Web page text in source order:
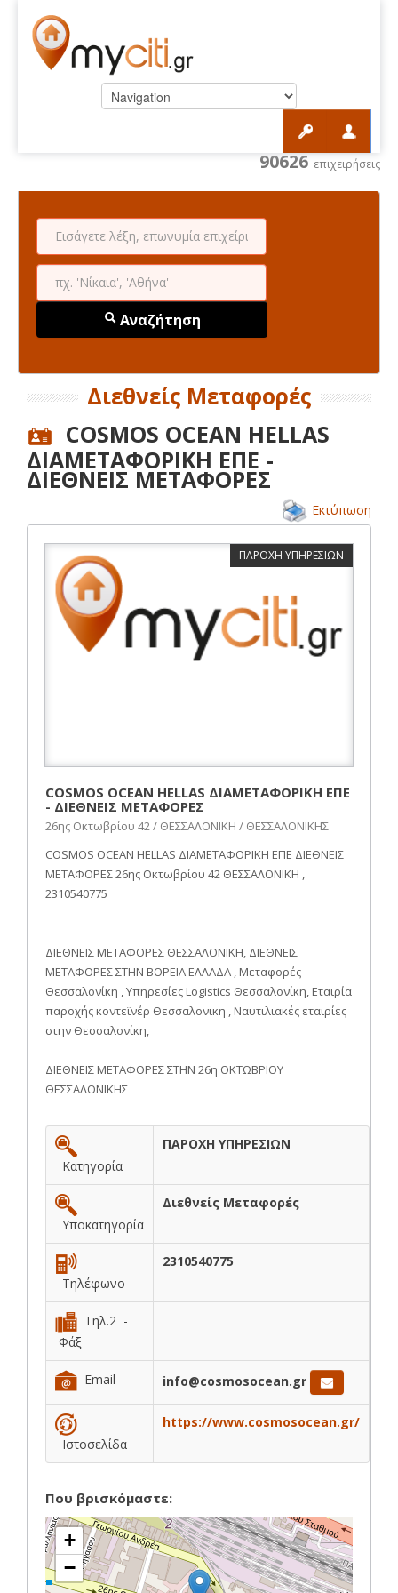
90626 επιχειρήσεις
Αναζήτηση
Διεθνείς Μεταφορές
COSMOS OCEAN HELLAS
ΔΙΑΜΕΤΑΦΟΡΙΚΗ ΕΠΕ -
ΔΙΕΘΝΕΙΣ ΜΕΤΑΦΟΡΕΣ
Εκτύπωση
ΠΑΡΟΧΗ ΥΠΗΡΕΣΙΩΝ
COSMOS OCEAN HELLAS ΔΙΑΜΕΤΑΦΟΡΙΚΗ ΕΠΕ
- ΔΙΕΘΝΕΙΣ ΜΕΤΑΦΟΡΕΣ
26ης Οκτωβρίου 42 / ΘΕΣΣΑΛΟΝΙΚΗ / ΘΕΣΣΑΛΟΝΙΚΗΣ
COSMOS OCEAN HELLAS ΔΙΑΜΕΤΑΦΟΡΙΚΗ ΕΠΕ ΔΙΕΘΝΕΙΣ
ΜΕΤΑΦΟΡΕΣ 26ης Οκτωβρίου 42 ΘΕΣΣΑΛΟΝΙΚΗ ,
2310540775
ΔΙΕΘΝΕΙΣ ΜΕΤΑΦΟΡΕΣ ΘΕΣΣΑΛΟΝΙΚΗ, ΔΙΕΘΝΕΙΣ
ΜΕΤΑΦΟΡΕΣ ΣΤΗΝ ΒΟΡΕΙΑ ΕΛΛΑΔΑ , Μεταφορές
Θεσσαλονίκη , Υπηρεσίες Logistics Θεσσαλονίκη, Εταιρία
παροχής κοντεϊνέρ Θεσσαλονικη , Ναυτιλιακές εταιρίες
στην Θεσσαλονίκη,
ΔΙΕΘΝΕΙΣ ΜΕΤΑΦΟΡΕΣ ΣΤΗΝ 26η ΟΚΤΩΒΡΙΟΥ
ΘΕΣΣΑΛΟΝΙΚΗΣ
Κατηγορία
ΠΑΡΟΧΗ ΥΠΗΡΕΣΙΩΝ
Υποκατηγορία
Διεθνείς Μεταφορές
Τηλέφωνο
2310540775
Τηλ.2 -
Φάξ
Email info@cosmosocean.gr
Ιστοσελίδα
https://www.cosmosocean.gr/
Που βρισκόμαστε:
+
−